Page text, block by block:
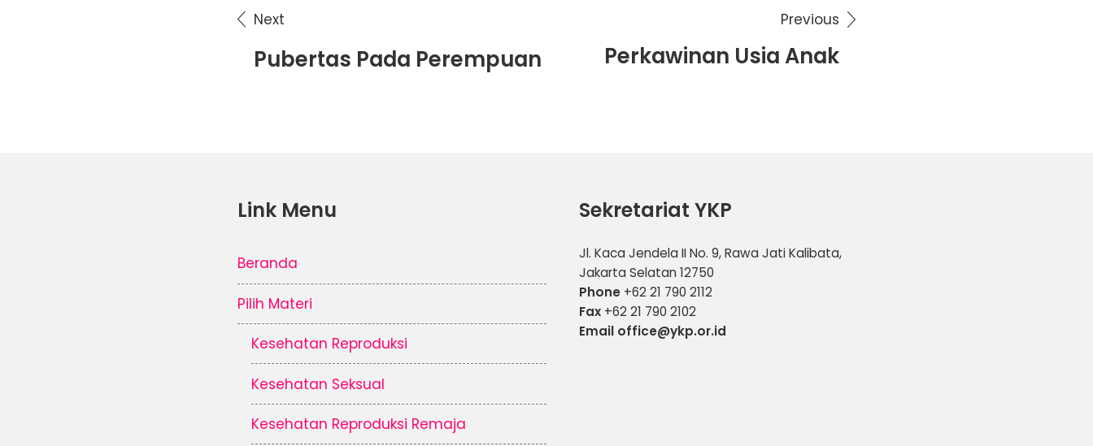
Navigasi
pos
Previous
Perkawinan Usia Anak
Next
Pubertas Pada Perempuan
Link Menu
Beranda
Pilih Materi
Kesehatan Reproduksi
Kesehatan Seksual
Kesehatan Reproduksi Remaja
Sekretariat YKP
Jl. Kaca Jendela II No. 9, Rawa Jati Kalibata,
Jakarta Selatan 12750
Phone +62 21 790 2112
Fax +62 21 790 2102
Email office@ykp.or.id